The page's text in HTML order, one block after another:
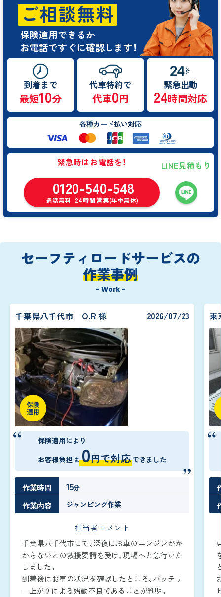
ご相談無料
保険適用できるか
お電話ですぐに確認します！
到着まで
最短10分
代車特約で
代車0円
緊急出動
24時間対応
各種カード払い対応
緊急時はお電話を！
0120-540-548
通話無料 24時間営業(年中無休)
LINE見積もり
セーフティロードサービスの
作業事例
- Work -
千葉県八千代市 O.R 様 2026/07/23
保険
適用
保険適用により
お客様負担は 0円で対応できました
作業時間 15分
作業内容 ジャンピング作業
担当者コメント
千葉県八千代市にて、深夜にお車のエンジンがか
からないとの救援要請を受け、現場へと急行いた
しました。
到着後にお車の状況を確認したところ、バッテリ
ー上がりによる始動不良であることが判明。
東